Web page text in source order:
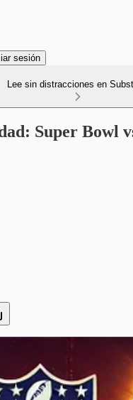
sesión
Lee sin distracciones en
Super Bowl